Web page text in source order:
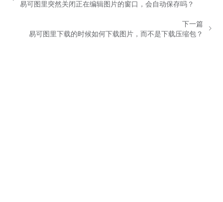
易可图里突然关闭正在编辑图片的窗口，会自动保存吗？
下一篇
易可图里下载的时候如何下载图片，而不是下载压缩包？